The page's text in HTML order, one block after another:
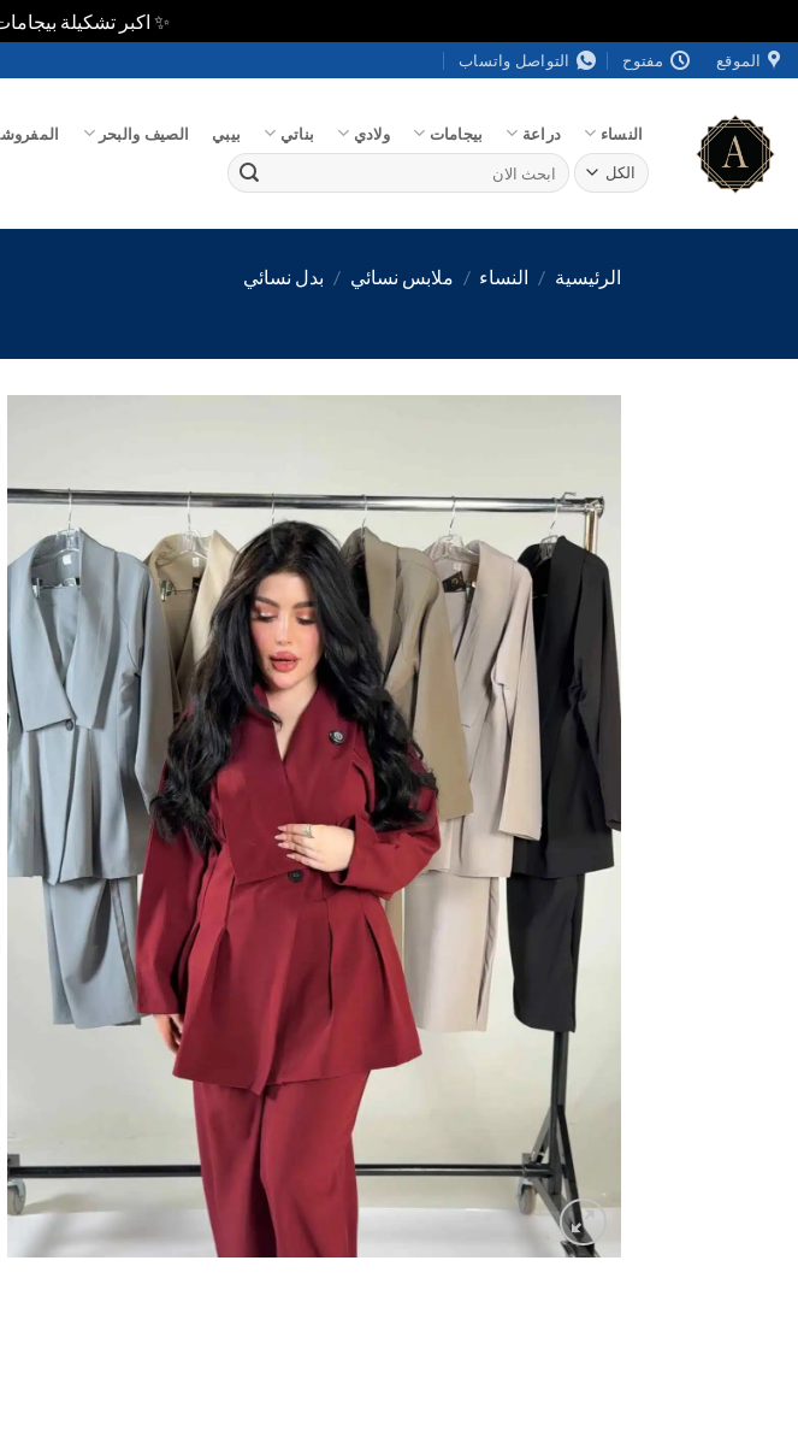
✨ اكبر تشكيلة
تخطي
للمحتوى
الموقع مفتوح التواصل واتساب
النساء دراعة بيجامات ولادي بناتي بيبي الصيف والبحر
البحث
عن:
الرئيسية / النساء / ملابس نسائي / بدل نسائي
الي